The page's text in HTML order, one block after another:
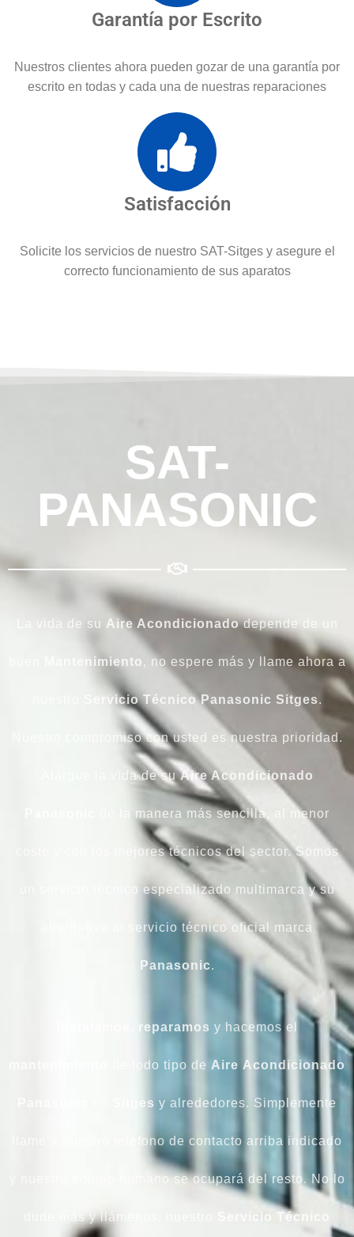
Garantía por Escrito
Nuestros clientes ahora pueden gozar de una garantía por
escrito en todas y cada una de nuestras reparaciones
Satisfacción
Solicite los servicios de nuestro SAT-Sitges y asegure el
correcto funcionamiento de sus aparatos
SAT-
PANASONIC
La vida de su Aire Acondicionadodepende de un
Mantenimiento , no espere más y llame ahora a
Servicio Técnico Panasonic Sitges.
Nuestro compromiso con usted es nuestra prioridad.
Alargue la vida de suAire Acondicionado
de la manera más sencilla, al menor
coste y con los mejores técnicos del sector. Somos
un servicio técnico especializado multimarca y su
alternativa al servicio técnico oficial marca
Panasonic.
reparamos y hacemos el
de todo tipo de Aire Acondicionado
Sitges y alrededores. Simplemente
llame a nuestro teléfono de contacto arriba indicado
y nuestro equipo humano se ocupará del resto. No lo
dude más y llámenos, nuestro Servicio Técnico